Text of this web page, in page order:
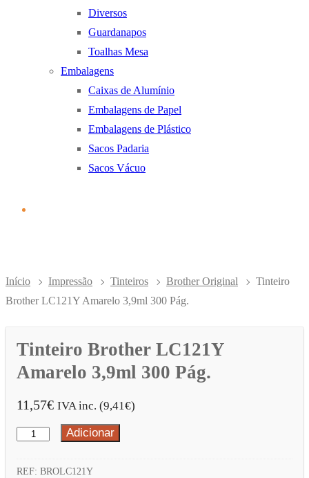
Diversos
Guardanapos
Toalhas Mesa
Embalagens
Caixas de Alumínio
Embalagens de Papel
Embalagens de Plástico
Sacos Padaria
Sacos Vácuo
Início Impressão Tinteiros Brother Original
Tinteiro
Brother LC121Y Amarelo 3,9ml 300 Pág.
Tinteiro Brother LC121Y
Amarelo 3,9ml 300 Pág.
11,57€ IVA inc. (9,41€)
Quantidade
Tinteiro
Adicionar
REF: BROLC121Y